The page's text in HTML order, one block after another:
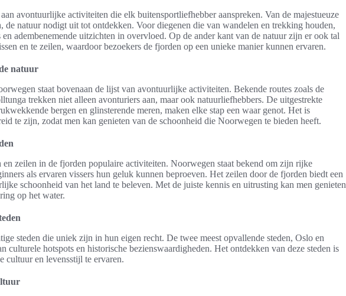
avontuurlijke activiteiten die elk buitensportliefhebber aanspreken. Van de majestueuze
de natuur nodigt uit tot ontdekken. Voor diegenen die van wandelen en trekking houden,
adembenemende uitzichten in overvloed. Op de ander kant van de natuur zijn er ook tal
en te zeilen, waardoor bezoekers de fjorden op een unieke manier kunnen ervaren.
natuur
staat bovenaan de lijst van avontuurlijke activiteiten. Bekende routes zoals de
trekken niet alleen avonturiers aan, maar ook natuurliefhebbers. De uitgestrekte
bergen en glinsterende meren, maken elke stap een waar genot. Het is
te zijn, zodat men kan genieten van de schoonheid die Noorwegen te bieden heeft.
en zeilen in de fjorden populaire activiteiten. Noorwegen staat bekend om zijn rijke
als ervaren vissers hun geluk kunnen beproeven. Het zeilen door de fjorden biedt een
schoonheid van het land te beleven. Met de juiste kennis en uitrusting kan men genieten
op het water.
steden die uniek zijn in hun eigen recht. De twee meest opvallende steden, Oslo en
culturele hotspots en historische bezienswaardigheden. Het ontdekken van deze steden is
cultuur en levensstijl te ervaren.